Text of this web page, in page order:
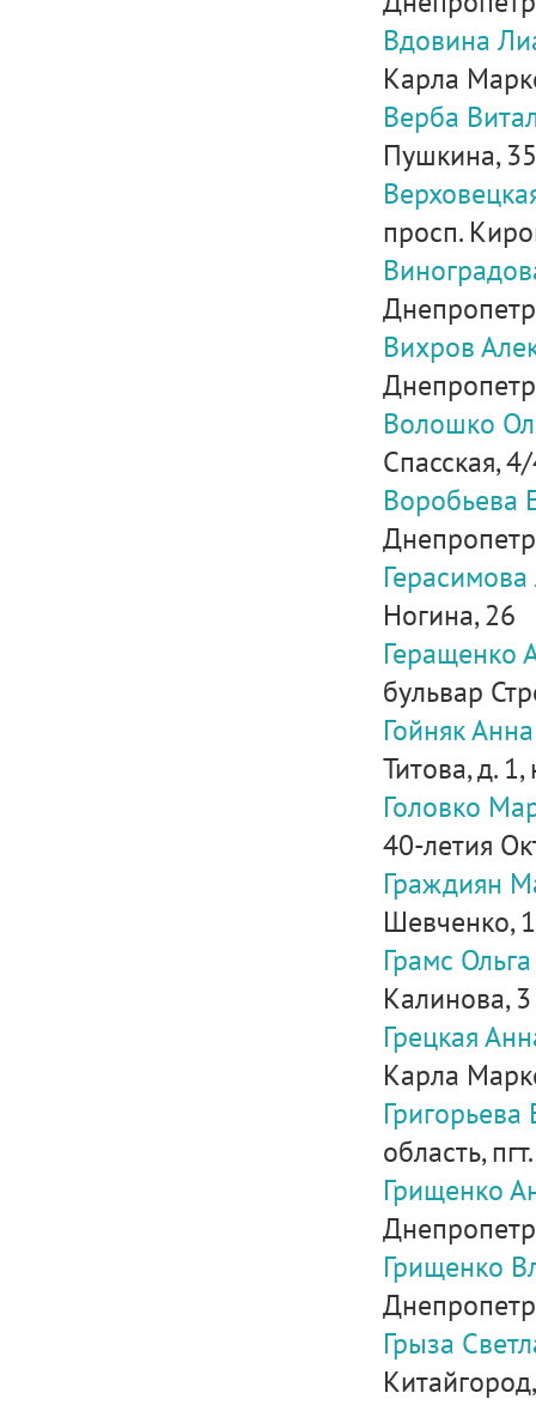
Вдовина
Карла
Верба
Пушкина,
просп.
Вихров
Волошко
Спасская,
Воробьева
Ногина, 26
Геращенко
бульвар
Гойняк
Титова, д.
Головко
40-летия
Граждиян
Шевченко,
Грамс
Калинова, 3
Грецкая
Карла
область,
Грищенко
Грищенко
Грыза